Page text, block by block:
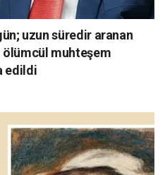
uzun süredir aranan
ölümcül muhteşem
edildi